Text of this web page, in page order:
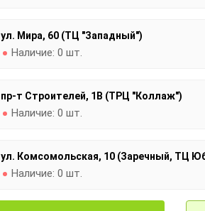
ул. Мира, 60 (ТЦ "Западный")
Наличие: 0 шт.
пр-т Строителей, 1В (ТРЦ "Коллаж")
Наличие: 0 шт.
ул. Комсомольская, 10 (Заречный, ТЦ
Наличие: 0 шт.